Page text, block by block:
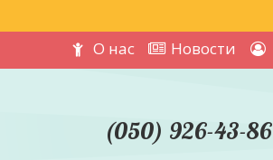
О нас
Новости
(050) 926-43-86